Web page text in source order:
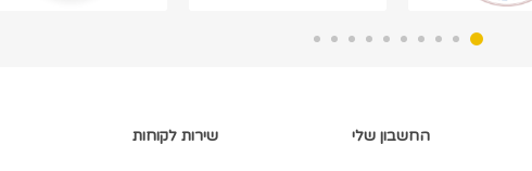
החשבון שלי שירות לקוחות